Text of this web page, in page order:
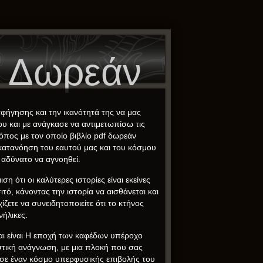
Δωρεάν
και την ικανότητά της να μας
και με ανάγκασε να αντιμετωπίσω τις
με τον οποίο βιβλίο pdf δωρεάν
του εαυτού μας και του κόσμου
να αγνοηθεί.
οι καλύτερες ιστορίες είναι εκείνες
κάνοντας την ιστορία να αισθάνεται και
να συνειδητοποιείτε ότι το κτήνος
είναι Η εποχή των καφέδων υπέροχο
ανάγνωση, με μια πλοκή που σας
έναν κόσμο υπερφυσικής επιβολής του